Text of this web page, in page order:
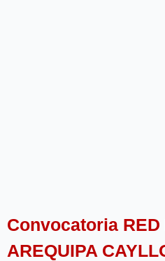
Convocatoria RED
AREQUIPA